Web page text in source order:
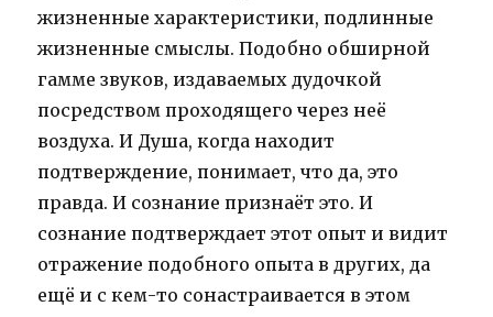
жизненные характеристики, подлинные
жизненные смыслы. Подобно обширной
гамме звуков, издаваемых дудочкой
посредством проходящего через неё
воздуха. И Душа, когда находит
подтверждение, понимает, что да, это
правда. И сознание признаёт это. И
сознание подтверждает этот опыт и видит
отражение подобного опыта в других, да
ещё и с кем-то сонастраивается в этом